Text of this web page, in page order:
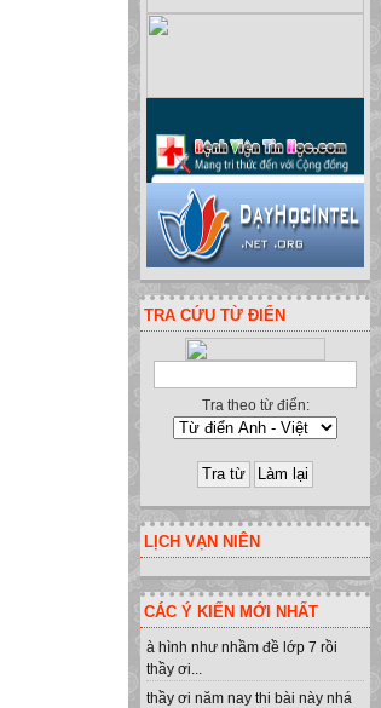
TRA CỨU TỪ ĐIỂN
Tra theo từ điển:
LỊCH VẠN NIÊN
CÁC Ý KIẾN MỚI NHẤT
à hình như nhầm đề lớp 7 rồi
thầy ơi...
thầy ơi năm nay thi bài này nhá